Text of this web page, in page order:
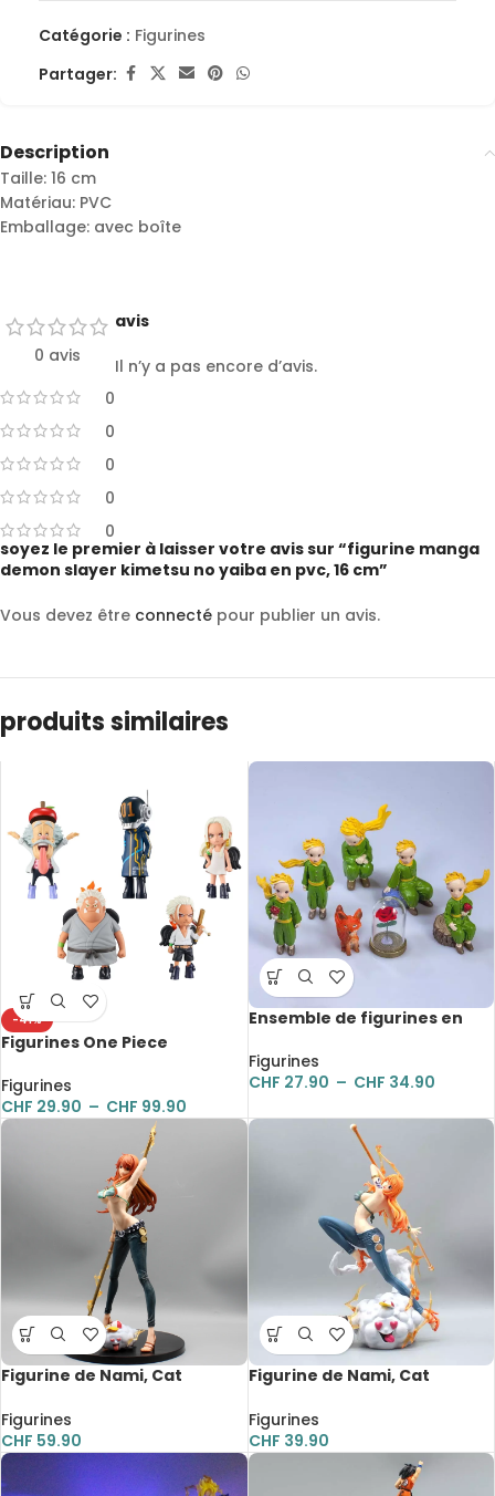
Catégorie : Figurines
Partager:
Description
Taille: 16 cm
Matériau: PVC
Emballage: avec boîte
0 avis
0
0
0
0
0
avis
Il n’y a pas encore d’avis.
soyez le premier à laisser votre avis sur “figurine manga
demon slayer kimetsu no yaiba en pvc, 16 cm”
Vous devez être connecté pour publier un avis.
produits similaires
-41%
Figurines One Piece
Snake, S-Hawk, S-Shark, Dr
Vegapunk, Shaka, 8 à 11cm
Figurines
CHF 29.90 – CHF 99.90
Ensemble de figurines en
Renard et la Rose, artisanat,
décoration
Figurines
CHF 27.90 – CHF 34.90
Figurine de Nami, Cat
Piece, 37 cm
Figurines
CHF 59.90
Figurine de Nami, Cat
Piece, 29 cm
Figurines
CHF 39.90